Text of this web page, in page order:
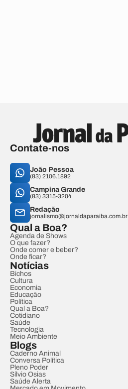
Contate-nos
João Pessoa
(83) 2106.1892
Campina Grande
(83) 3315-3204
Redação
jornalismo@jornaldaparaiba.com.br
Qual a Boa?
Agenda de Shows
O que fazer?
Onde comer e beber?
Onde ficar?
Notícias
Bichos
Cultura
Economia
Educação
Política
Qual a Boa?
Cotidiano
Saúde
Tecnologia
Meio Ambiente
Blogs
Caderno Animal
Conversa Política
Pleno Poder
Sílvio Osias
Saúde Alerta